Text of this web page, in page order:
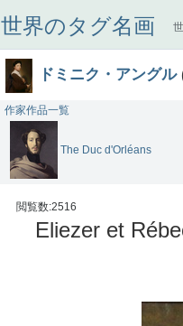
世界のタグ名画
ドミニク・アングル
作家作品一覧
The Duc d'Orléans
閲覧数:2516
Eliezer et